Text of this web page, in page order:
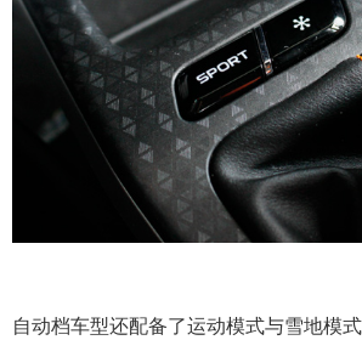
自动档车型还配备了运动模式与雪地模